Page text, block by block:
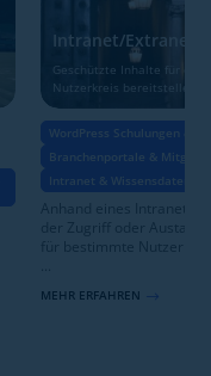
Intranet/Extranet
Geschützte Inhalte für
Nutzerkreis bereitstellen
WordPress Schulungen &
Branchenportale &
Intranet &
Anhand eines Intranet
der Zugriff oder
für bestimmte Nutzer
MEHR ERFAHREN $